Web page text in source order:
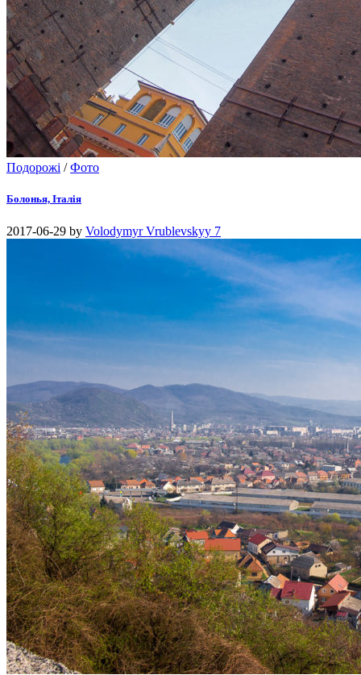
Подорожі /Фото
Болонья, Італія
2017-06-29 by Volodymyr Vrublevskyy 7